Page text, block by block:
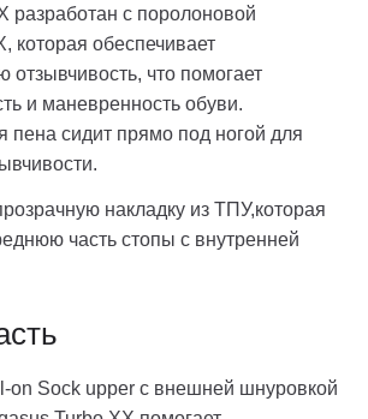
разработан с поролоновой
которая обеспечивает
отзывчивость, что помогает
и маневренность обуви.
пена сидит прямо под ногой для
накладку из ТПУ,которая
часть стопы с внутренней
on Sock upper с внешней шнуровкой